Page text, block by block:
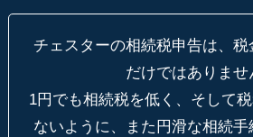
チェスターの相続税申告は、
だけではありませ
1円でも相続税を低く、そして
ないように、
また円滑な相続